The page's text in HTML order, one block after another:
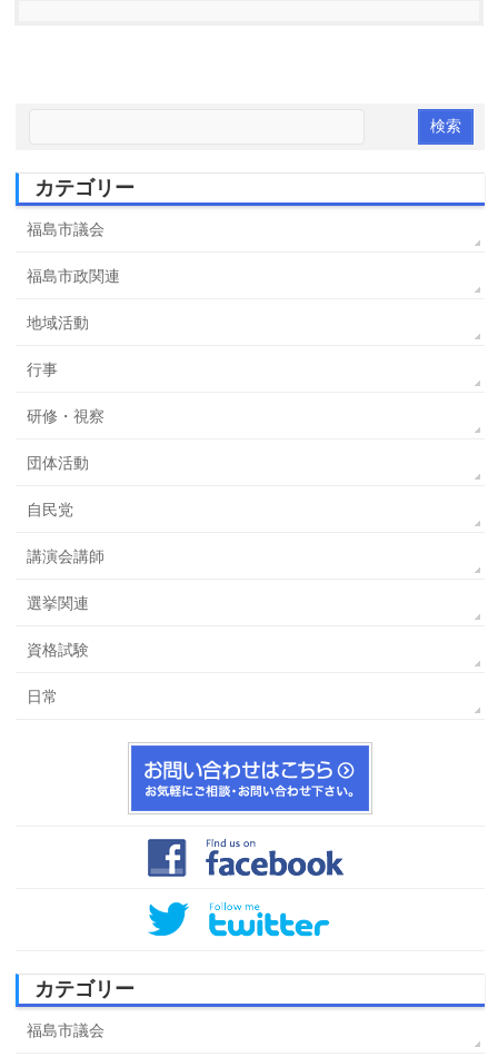
カテゴリー
福島市議会
福島市政関連
地域活動
行事
研修・視察
団体活動
自民党
講演会講師
選挙関連
資格試験
日常
カテゴリー
福島市議会